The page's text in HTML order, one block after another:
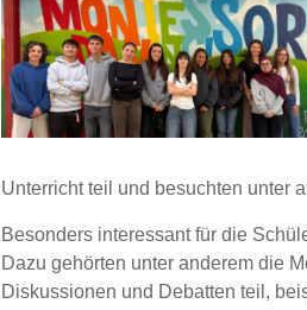
Unterricht teil und besuchten unter
Besonders interessant für die
Dazu gehörten unter anderem die
Diskussionen und Debatten teil,